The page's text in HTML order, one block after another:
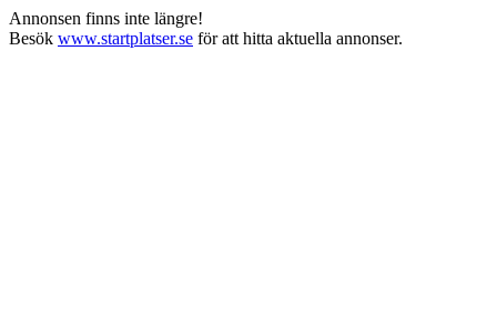
Annonsen finns inte längre!
Besök www.startplatser.se för att hitta aktuella annonser.